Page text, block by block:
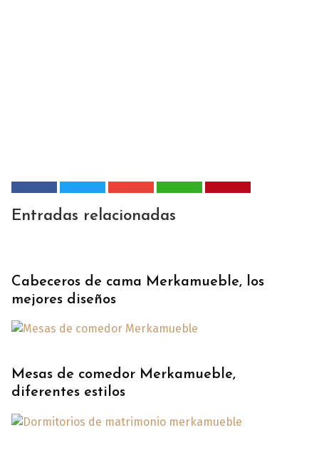
Entradas relacionadas
Cabeceros de cama Merkamueble, los
mejores diseños
Mesas de comedor Merkamueble,
diferentes estilos